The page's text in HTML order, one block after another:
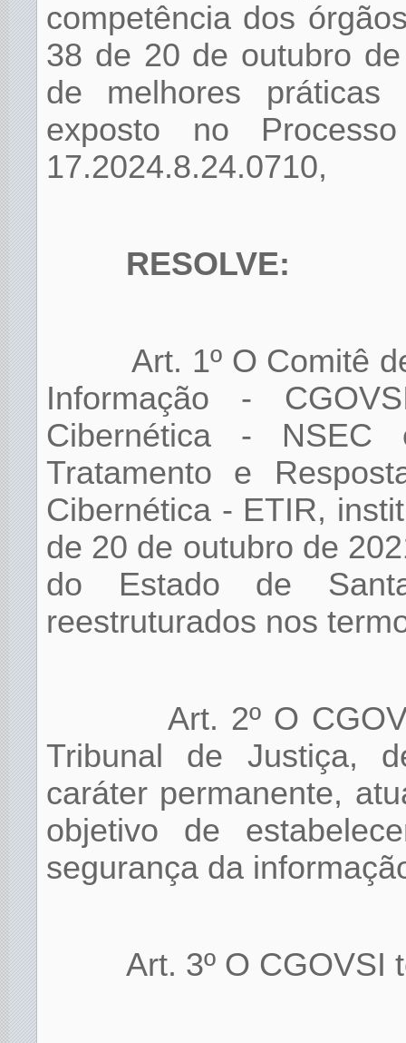
competência dos
38 de 20 de outubro
de melhores práticas
exposto no
17.2024.8.24.0710,
RESOLVE:
Art. 1º O Comitê
Informação -
Cibernética -
Tratamento e
Cibernética - ETIR,
de 20 de outubro de
do Estado de
reestruturados nos
Art. 2º O
Tribunal de Justiça,
caráter permanente,
objetivo de
segurança da
Art. 3º O CGOVSI